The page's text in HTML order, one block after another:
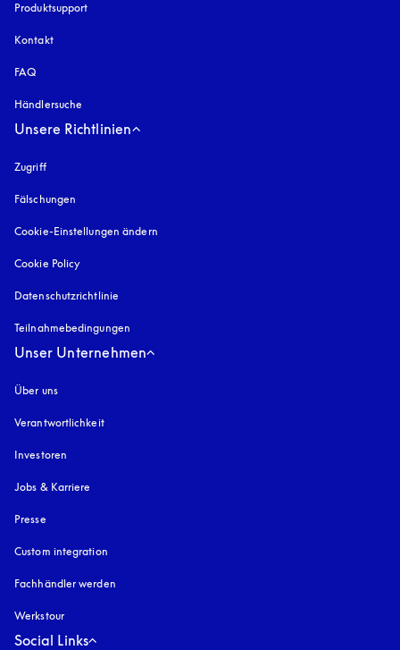
Produktsupport
Kontakt
FAQ
Händlersuche
Unsere Richtlinien
Zugrifföffnet sich in einem neuen Tab
Fälschungen
Cookie-Einstellungen ändern
Cookie Policy
Datenschutzrichtlinie
Teilnahmebedingungen
Unser Unternehmen
Über uns
Verantwortlichkeit
Investoren
Jobs & Karriere
Presse
Custom integration
Fachhändler werden
Werkstour
Social Links